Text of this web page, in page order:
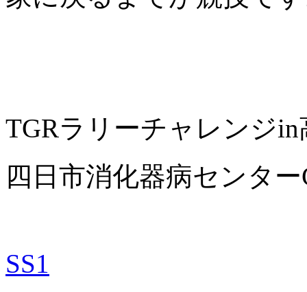
TGRラリーチャレンジin
四日市消化器病センタ
SS1